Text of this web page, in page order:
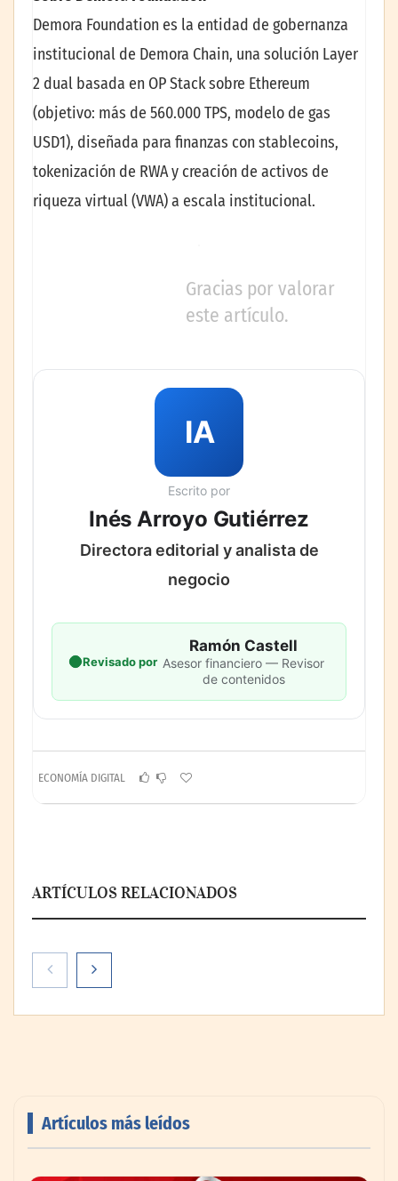
Demora Foundation es la entidad de gobernanza
institucional de Demora Chain, una solución Layer
2 dual basada en OP Stack sobre Ethereum
(objetivo: más de 560.000 TPS, modelo de gas
USD1), diseñada para finanzas con stablecoins,
tokenización de RWA y creación de activos de
riqueza virtual (VWA) a escala institucional.
Gracias por valorar
este artículo.
IA
Escrito por
Inés Arroyo Gutiérrez
Directora editorial y analista de
negocio
Revisado por
Ramón Castell
Asesor financiero — Revisor
de contenidos
ECONOMÍA DIGITAL
ARTÍCULOS RELACIONADOS
Artículos más leídos